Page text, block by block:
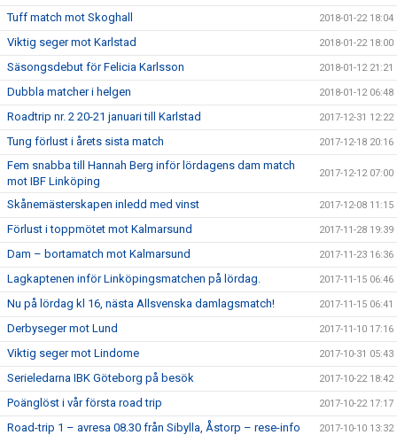
Tuff match mot Skoghall 2018-01-22 18:04
Viktig seger mot Karlstad 2018-01-22 18:00
Säsongsdebut för Felicia Karlsson 2018-01-12 21:21
Dubbla matcher i helgen 2018-01-12 06:48
Roadtrip nr. 2 20-21 januari till Karlstad 2017-12-31 12:22
Tung förlust i årets sista match 2017-12-18 20:16
Fem snabba till Hannah Berg inför lördagens dam match
mot IBF Linköping
2017-12-12 07:00
Skånemästerskapen inledd med vinst 2017-12-08 11:15
Förlust i toppmötet mot Kalmarsund 2017-11-28 19:39
Dam – bortamatch mot Kalmarsund 2017-11-23 16:36
Lagkaptenen inför Linköpingsmatchen på lördag. 2017-11-15 06:46
Nu på lördag kl 16, nästa Allsvenska damlagsmatch! 2017-11-15 06:41
Derbyseger mot Lund 2017-11-10 17:16
Viktig seger mot Lindome 2017-10-31 05:43
Serieledarna IBK Göteborg på besök 2017-10-22 18:42
Poänglöst i vår första road trip 2017-10-22 17:17
Road-trip 1 – avresa 08.30 från Sibylla, Åstorp – rese-info 2017-10-10 13:32